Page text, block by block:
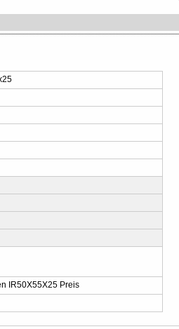
IR50X55X25 Preis